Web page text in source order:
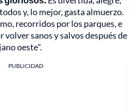
y, lo mejor, gasta almuerzo.
recorridos por los parques, e
volver sanos y salvos después de
oeste".
PUBLICIDAD